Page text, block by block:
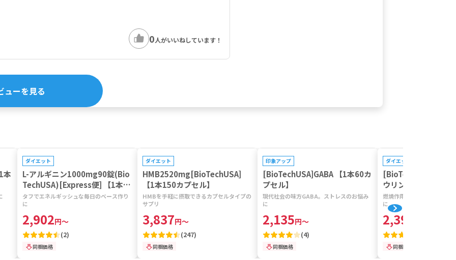
0人がいいねしています！
ューを見る
本
NEW
ダイエット
L-アルギニン1000mg90錠(Bio
TechUSA)[Express便] 【1本90
カプセル】
タフでエネルギッシュな毎日のベース作り
に
2,902円～
(2)
同梱価格
ダイエット
HMB2520mg[BioTechUSA]
【1本150カプセル】
HMBを手軽に摂取できるカプセルタイプの
サプリ
3,837円～
(247)
同梱価格
印象アップ
[BioTechUSA]GABA 【1本60カ
プセル】
現代社会の味方GABA。ストレスのお悩み
に
2,135円～
(4)
同梱価格
ダイエット
[BioTechUSA]カフ
ウリン 【1本60カプ
燃焼作用や代謝サポート、
に
2,396
同梱価格